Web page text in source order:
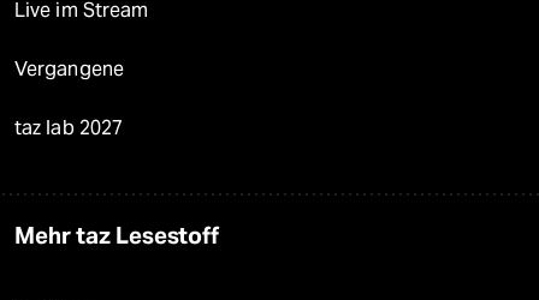
Live im Stream
Vergangene
taz lab 2027
Mehr taz Lesestoff